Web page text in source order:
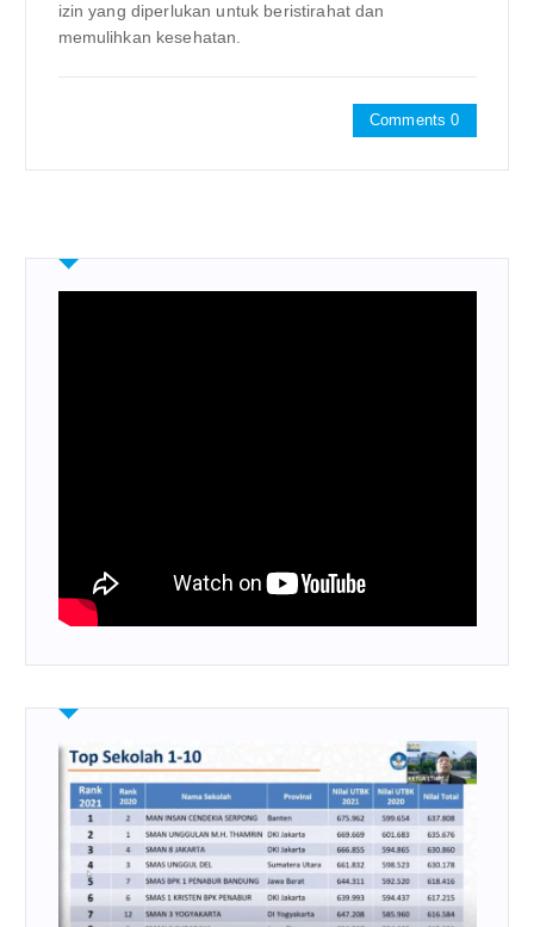
izin yang diperlukan untuk beristirahat dan
memulihkan kesehatan.
Comments 0